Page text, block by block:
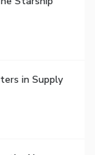
in Supply